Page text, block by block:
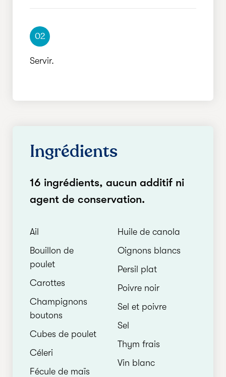
02
Servir.
Ingrédients
16 ingrédients, aucun additif ni
agent de conservation.
Ail
Bouillon de
poulet
Carottes
Champignons
boutons
Cubes de poulet
Céleri
Fécule de maïs
Huile de canola
Oignons blancs
Persil plat
Poivre noir
Sel et poivre
Sel
Thym frais
Vin blanc